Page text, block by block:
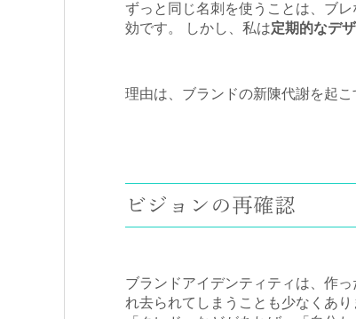
ずっと同じ名刺を使うことは、ブ
効です。 しかし、私は定期的なデ
理由は、ブランドの新陳代謝を起こ
ビジョンの再確認
ブランドアイデンティティは、作
れ去られてしまうことも少なくあ